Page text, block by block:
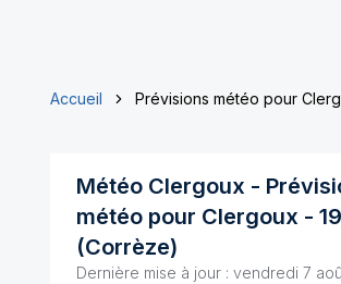
Accueil Prévisions météo pour
Météo Clergoux -
météo pour Clergoux -
(Corrèze)
Dernière mise à jour : vendredi 7